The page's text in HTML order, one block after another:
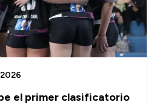
el primer clasificatorio